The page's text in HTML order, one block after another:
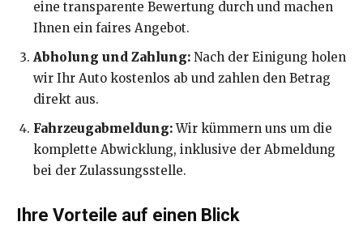
eine transparente Bewertung durch und machen
Ihnen ein faires Angebot.
Abholung und Zahlung: Nach der Einigung holen
wir Ihr Auto kostenlos ab und zahlen den Betrag
direkt aus.
Fahrzeugabmeldung:Wir kümmern uns um die
komplette Abwicklung, inklusive der Abmeldung
bei der Zulassungsstelle.
Ihre Vorteile auf einen Blick